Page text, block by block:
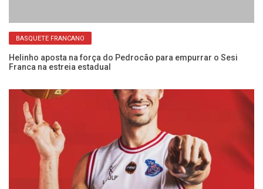
BASQUETE FRANCANO
Helinho aposta na força do Pedrocão para empurrar o Sesi
Franca na estreia estadual